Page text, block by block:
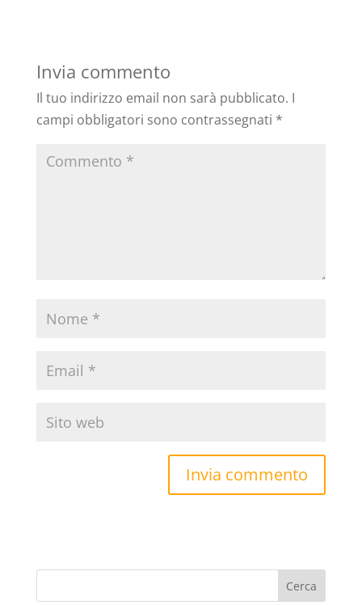
Invia commento
Il tuo indirizzo email non sarà pubblicato. I
campi obbligatori sono contrassegnati *